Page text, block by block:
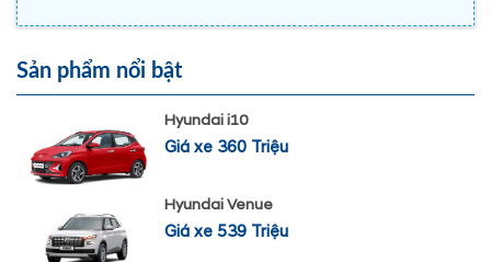
Sản phẩm nổi bật
Hyundai i10
Giá xe 360 Triệu
Hyundai Venue
Giá xe 539 Triệu